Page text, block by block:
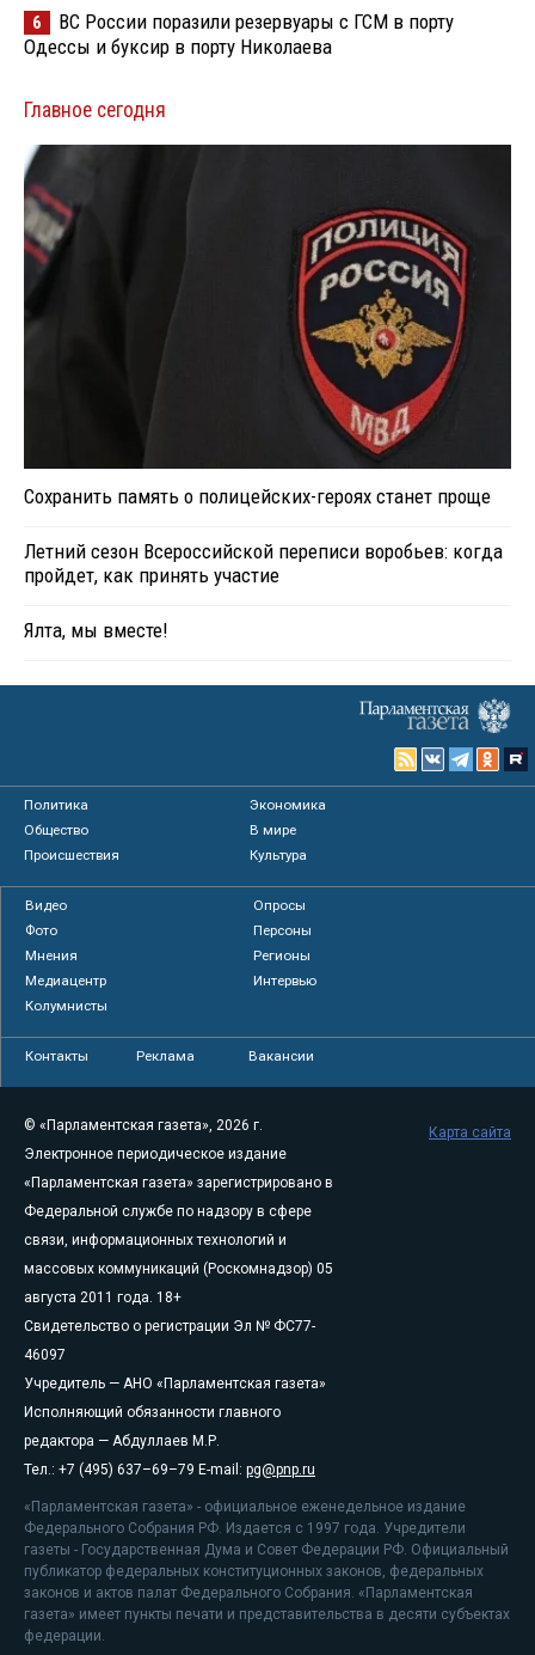
6
ВС России поразили резервуары с ГСМ в порту
Одессы и буксир в порту Николаева
Главное сегодня
Сохранить память о полицейских-героях станет проще
Летний сезон Всероссийской переписи воробьев: когда
пройдет, как принять участие
Ялта, мы вместе!
Политика
Экономика
Общество
В мире
Происшествия
Культура
Видео
Опросы
Фото
Персоны
Мнения
Регионы
Медиацентр
Интервью
Колумнисты
Контакты Реклама Вакансии
© «Парламентская газета», 2026 г.
Электронное периодическое издание
«Парламентская газета» зарегистрировано в
Федеральной службе по надзору в сфере
связи, информационных технологий и
массовых коммуникаций (Роскомнадзор) 05
августа 2011 года. 18+
Свидетельство о регистрации Эл № ФС77-
46097
Учредитель — АНО «Парламентская газета»
Исполняющий обязанности главного
редактора — Абдуллаев М.Р.
Тел.: +7 (495) 637–69–79 E-mail: pg@pnp.ru
«Парламентская газета» - официальное еженедельное издание
Федерального Собрания РФ. Издается с 1997 года. Учредители
газеты - Государственная Дума и Совет Федерации РФ. Официальный
публикатор федеральных конституционных законов, федеральных
законов и актов палат Федерального Собрания. «Парламентская
газета» имеет пункты печати и представительства в десяти субъектах
федерации.
Карта сайта